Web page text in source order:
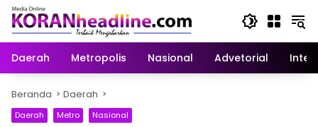
Langsung
konten
Daerah
Metropolis Nasional Advetorial
Beranda Daerah
Daerah Metro Nasional